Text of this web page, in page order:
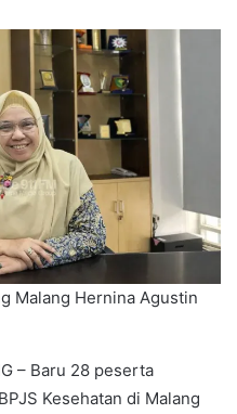
Malang Hernina Agustin
– Baru 28 peserta
Kesehatan di Malang